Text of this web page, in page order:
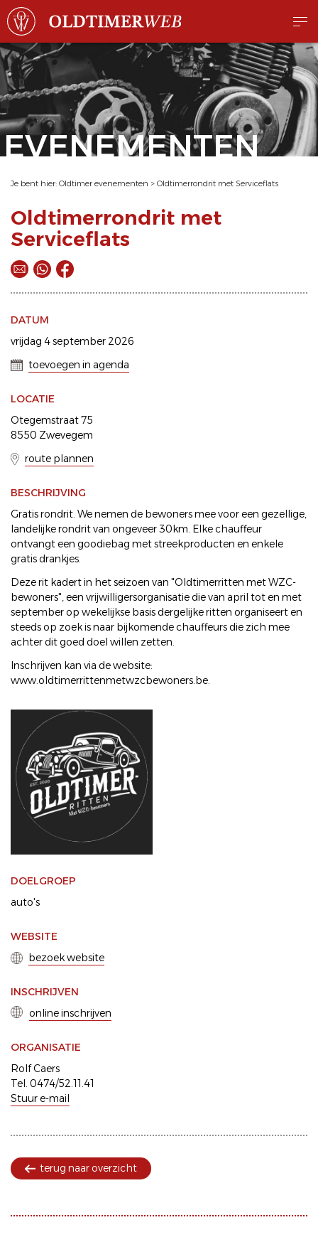
EVENEMENTEN
Je bent hier: Oldtimer evenementen > Oldtimerrondrit met Serviceflats
Oldtimerrondrit met
Serviceflats
DATUM
vrijdag 4 september 2026
toevoegen in agenda
LOCATIE
Otegemstraat 75
8550 Zwevegem
route plannen
BESCHRIJVING
Gratis rondrit. We nemen de bewoners mee voor een gezellige,
landelijke rondrit van ongeveer 30km. Elke chauffeur
ontvangt een goodiebag met streekproducten en enkele
gratis drankjes.
Deze rit kadert in het seizoen van "Oldtimerritten met WZC-
bewoners", een vrijwilligersorganisatie die van april tot en met
september op wekelijkse basis dergelijke ritten organiseert en
steeds op zoek is naar bijkomende chauffeurs die zich mee
achter dit goed doel willen zetten.
Inschrijven kan via de website:
www.oldtimerrittenmetwzcbewoners.be.
DOELGROEP
auto's
WEBSITE
bezoek website
INSCHRIJVEN
online inschrijven
ORGANISATIE
Rolf Caers
Tel. 0474/52.11.41
Stuur e-mail
terug naar overzicht